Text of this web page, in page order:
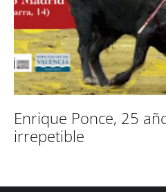
Enrique Ponce, 25
irrepetible